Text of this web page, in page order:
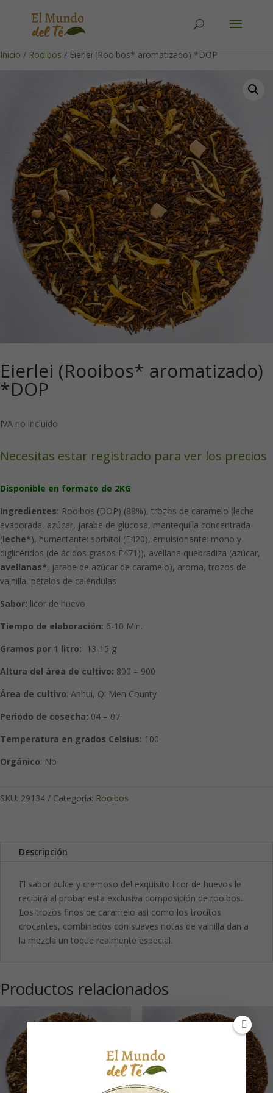
Inicio / Rooibos / Eierlei (Rooibos* aromatizado) *DOP
Eierlei (Rooibos* aromatizado)
*DOP
IVA no incluido
Necesitas estar registrado para ver los precios
Disponible en formato de 2KG
Ingredientes: Rooibos (DOP) (88%), trozos de caramelo (leche
evaporada, azúcar, jarabe de glucosa, mantequilla concentrada
(leche*), humectante: sorbitol (E420), emulsionante: mono y
diglicéridos (de ácidos grasos E471)), avellana quebradiza (azúcar,
avellanas*, jarabe de azúcar de caramelo), aroma, trozos de
vainilla, pétalos de caléndulas
Sabor: licor de huevo
Tiempo de elaboración: 6-10 Min.
Gramos por 1 litro: 13-15 g
Altura del área de cultivo: 800 – 900
Área de cultivo: Anhui, Qi Men County
Periodo de cosecha: 04 – 07
Temperatura en grados Celsius: 100
Orgánico: No
SKU: 29134 Categoría: Rooibos
Descripción
El sabor dulce y cremoso del exquisito licor de huevos le
recibirá al probar esta exclusiva composición de rooibos.
Los trozos finos de caramelo asi como los trocitos
crocantes, combinados con suaves notas de vainilla dan a
la mezcla un toque realmente especial.
Productos relacionados